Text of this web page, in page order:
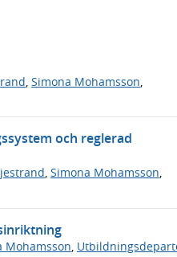
Simona Mohamsson
och reglerad
, Simona Mohamsson,
Mohamsson,